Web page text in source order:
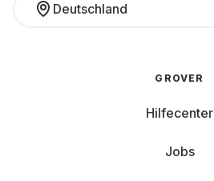
Deutschland
GROVER
Hilfecenter
Jobs